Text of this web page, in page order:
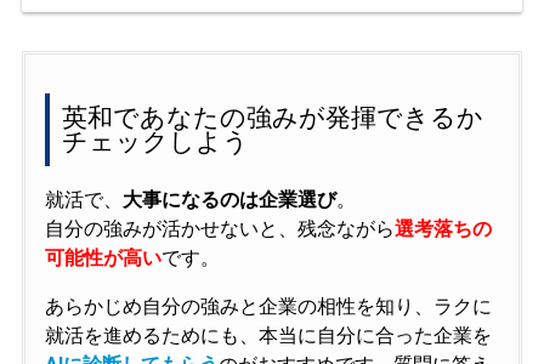
英和であなたの強みが発揮できるか
チェックしよう
就活で、 大事になるのは企業選び。
自分の強みが活かせないと、残念ながら選考落ちの
可能性が高いです。
あらかじめ自分の強みと企業の相性を知り、ラクに
就活を進めるためにも、本当に自分に合った企業を